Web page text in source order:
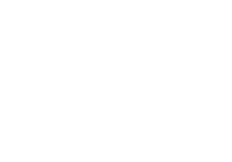
biais. Mais ces résultats en
eau de source